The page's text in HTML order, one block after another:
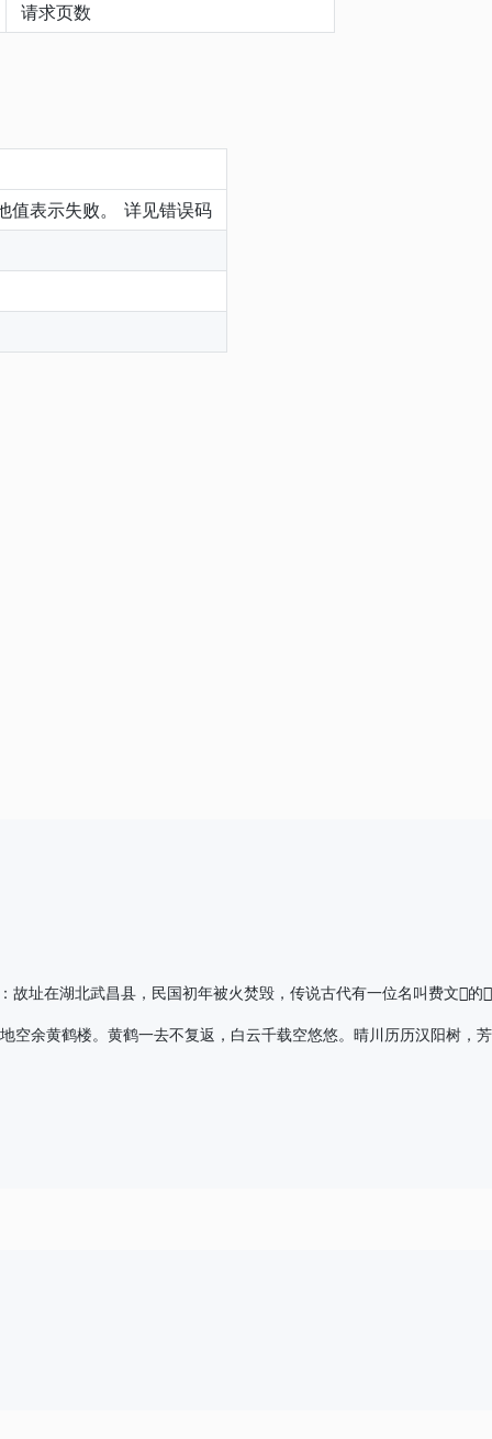
请求页数
值表示失败。 详见错误码
在湖北武昌县，民国初年被火焚毁，传说古代有一位名叫费文的
黄鹤楼。黄鹤一去不复返，白云千载空悠悠。晴川历历汉阳树，